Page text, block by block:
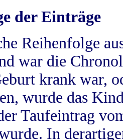
der Einträge
Reihenfolge
war die
krank war,
wurde das
Taufeintrag
In